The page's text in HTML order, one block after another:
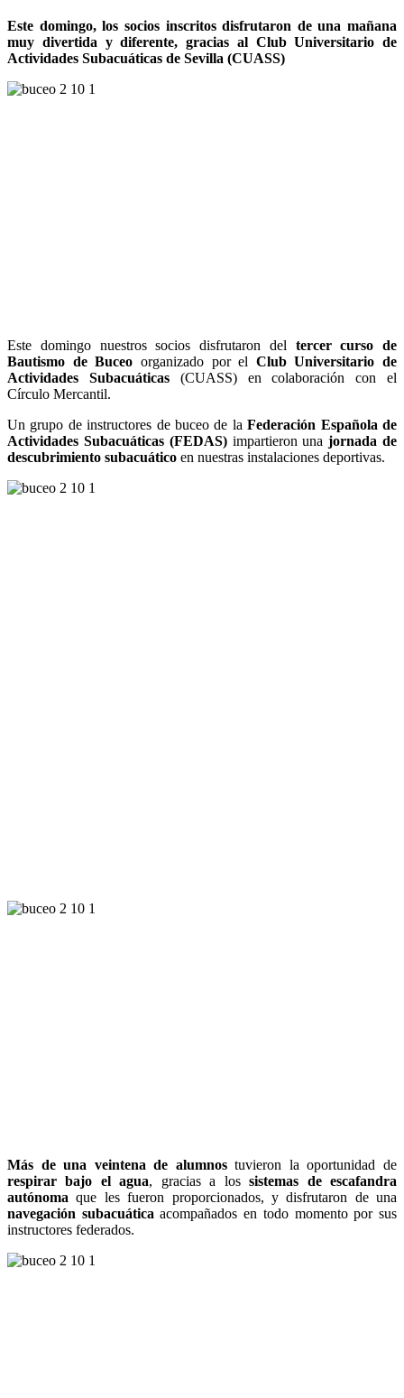
Este domingo, los socios inscritos disfrutaron de una mañana
muy divertida y diferente, gracias al Club Universitario de
Actividades Subacuáticas de Sevilla (CUASS)
Este domingo nuestros socios disfrutaron del tercer curso de
Bautismo de Buceo organizado por el Club Universitario de
Actividades Subacuáticas(CUASS) en colaboración con el
Círculo Mercantil.
Un grupo de instructores de buceo de laFederación Española de
Actividades Subacuáticas (FEDAS)impartieron unajornada de
descubrimiento subacuático en nuestras instalaciones deportivas.
Más de una veintena de alumnostuvieron la oportunidad de
respirar bajo el agua, gracias a lossistemas de escafandra
autónoma que les fueron proporcionados, y disfrutaron de una
navegación subacuática acompañados en todo momento por sus
instructores federados.